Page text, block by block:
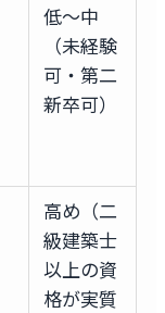
低〜中
（未経験
可・第二
新卒可）
高め（二
級建築士
以上の資
格が実質